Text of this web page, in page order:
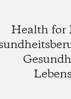
Health for